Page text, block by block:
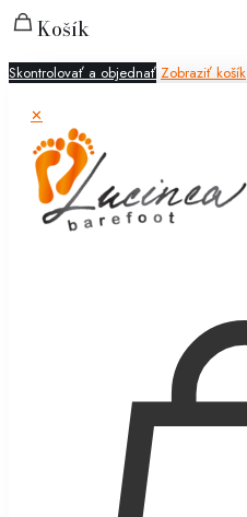
Košík
Skontrolovať a objednať Zobraziť košík
✕